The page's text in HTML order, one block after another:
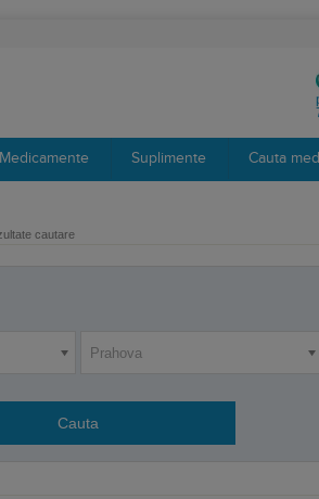
Medicamente Suplimente Cauta
cautare
Prahova